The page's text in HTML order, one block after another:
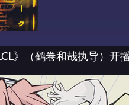
》（鹤卷和哉执导）开